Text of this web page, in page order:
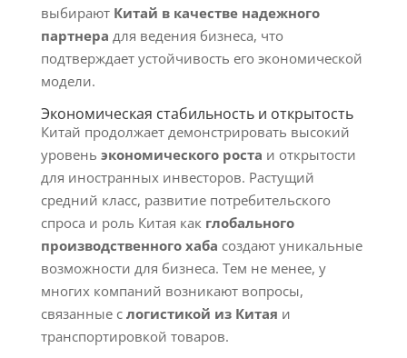
выбирают Китай в качестве надежного
партнера для ведения бизнеса, что
подтверждает устойчивость его экономической
модели.
Экономическая стабильность и открытость
Китай продолжает демонстрировать высокий
уровень экономического роста и открытости
для иностранных инвесторов. Растущий
средний класс, развитие потребительского
спроса и роль Китая как глобального
производственного хаба создают уникальные
возможности для бизнеса. Тем не менее, у
многих компаний возникают вопросы,
связанные с логистикой из Китая и
транспортировкой товаров.